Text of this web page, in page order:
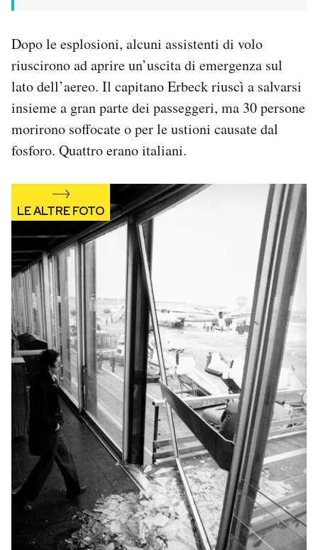
Dopo le esplosioni, alcuni assistenti di volo
riuscirono ad aprire un’uscita di emergenza sul
lato dell’aereo. Il capitano Erbeck riuscì a salvarsi
insieme a gran parte dei passeggeri, ma 30 persone
morirono soffocate o per le ustioni causate dal
fosforo. Quattro erano italiani.